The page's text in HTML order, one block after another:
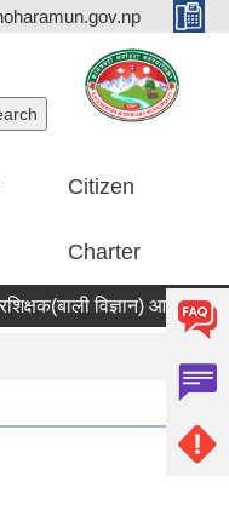
Citizen
Charter
विज्ञान) आवश्यकता